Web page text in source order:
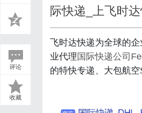
评论
收藏
际快递_上飞时
飞时达快递为全球的
业代理 国际快递公司
的特快专递、大包航